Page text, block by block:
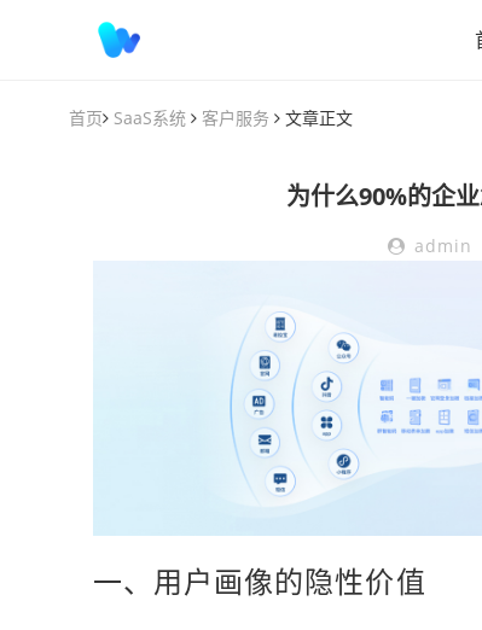
首页 SaaS系统 客户服务 文章正文
为什么90%的企
admin
一、用户画像的隐性价值